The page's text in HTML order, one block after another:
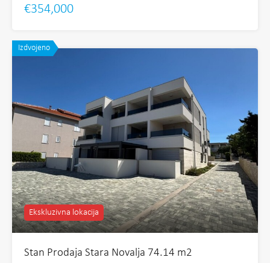
€354,000
Izdvojeno
Ekskluzivna lokacija
Stan Prodaja Stara Novalja 74.14 m2